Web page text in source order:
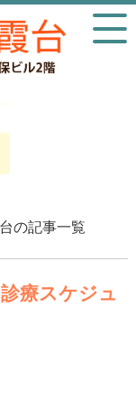
の記事一覧
療スケジュ